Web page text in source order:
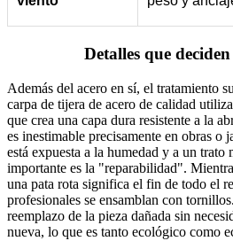
Detalles que
Además del acero en sí, el tratamiento
carpa de tijera de acero de calidad
que crea una capa dura resistente a la
es inestimable precisamente en obras o
está expuesta a la humedad y a un trato
importante es la "reparabilidad".
una pata rota significa el fin de todo el
profesionales se ensamblan con
reemplazo de la pieza dañada sin
nueva, lo que es tanto ecológico como